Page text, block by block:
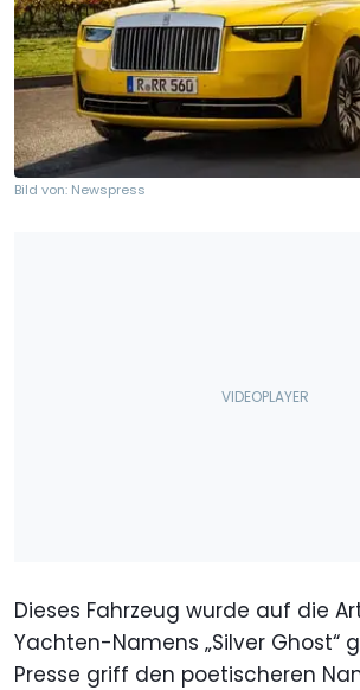
Bild von: Newspress
Dieses Fahrzeug wurde auf die
Yachten-Namens „Silver Ghost“
Presse griff den poetischeren